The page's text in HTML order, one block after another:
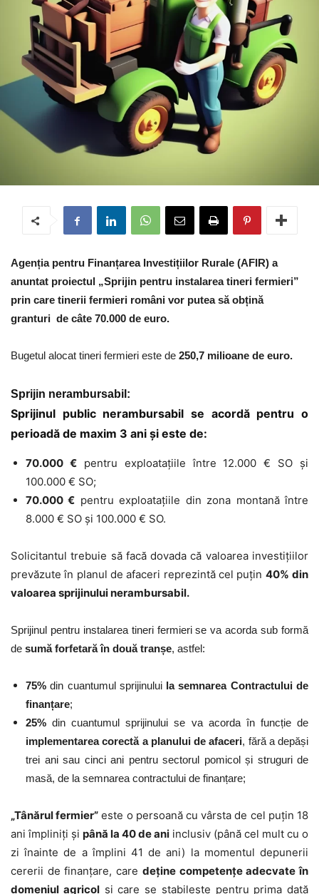
Agenția pentru Finanțarea Investițiilor Rurale (AFIR) a
anuntat proiectul „Sprijin pentru instalarea tineri fermieri”
prin care tinerii fermieri români vor putea să obțină
granturi de câte 70.000 de euro.
Bugetul alocat tineri fermieri este de 250,7 milioane de euro.
Sprijin nerambursabil:
Sprijinul public nerambursabil se acordă pentru o
perioadă de maxim 3 ani și este de:
70.000 €pentru exploatațiile între 12.000 € SO și
100.000 € SO;
70.000 € pentru exploatațiile din zona montană între
8.000 € SO și 100.000 € SO.
Solicitantul trebuie să facă dovada că valoarea investițiilor
prevăzute în planul de afaceri reprezintă cel puţin 40% din
valoarea sprijinului nerambursabil.
Sprijinul pentru instalarea tineri fermieri se va acorda sub formă
de sumă forfetară în două tranșe, astfel:
75% din cuantumul sprijinului la semnarea Contractului de
finanțare;
25% din cuantumul sprijinului se va acorda în funcție de
implementarea corectă a planului de afaceri, fără a depăși
trei ani sau cinci ani pentru sectorul pomicol și struguri de
masă, de la semnarea contractului de finanțare;
„Tânărul fermier” este o persoană cu vârsta de cel puţin 18
ani împliniţi și până la 40 de ani inclusiv (până cel mult cu o
zi înainte de a împlini 41 de ani) la momentul depunerii
cererii de finanțare, care deține competențe adecvate în
domeniul agricolși care se stabilește pentru prima dată